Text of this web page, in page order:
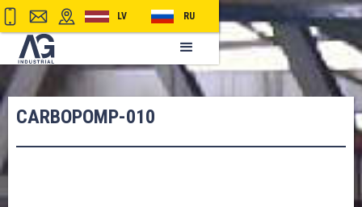
LV RU
CARBOPOMP-010